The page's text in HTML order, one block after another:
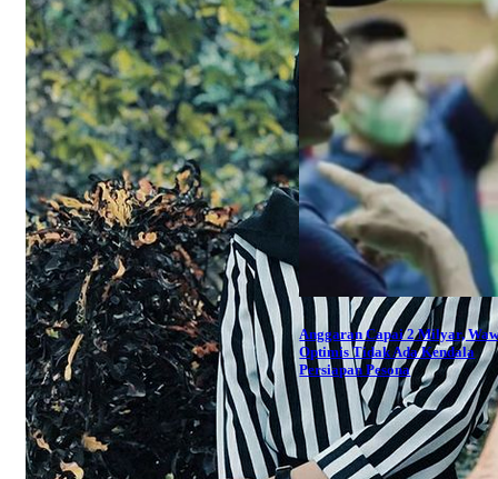
Anggaran Capai 2 Milyar,
Optimis Tidak Ada Kendala
Persiapan Pesona